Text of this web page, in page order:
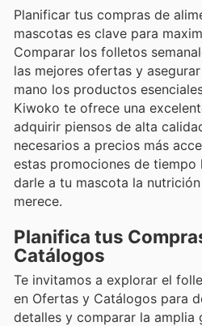
Planificar tus compras de
mascotas es clave para
Comparar los folletos
las mejores ofertas y
mano los productos
Kiwoko te ofrece una
adquirir piensos de alta
necesarios a precios más
estas promociones de
darle a tu mascota la
merece.
Planifica tus
Catálogos
Te invitamos a explorar el
en Ofertas y Catálogos para
detalles y comparar la amplia